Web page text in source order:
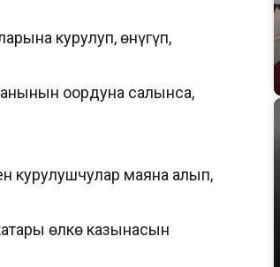
курулуп, өнүгүп,
оордуна салынса,
курулушчулар маяна алып,
өлкө казынасын